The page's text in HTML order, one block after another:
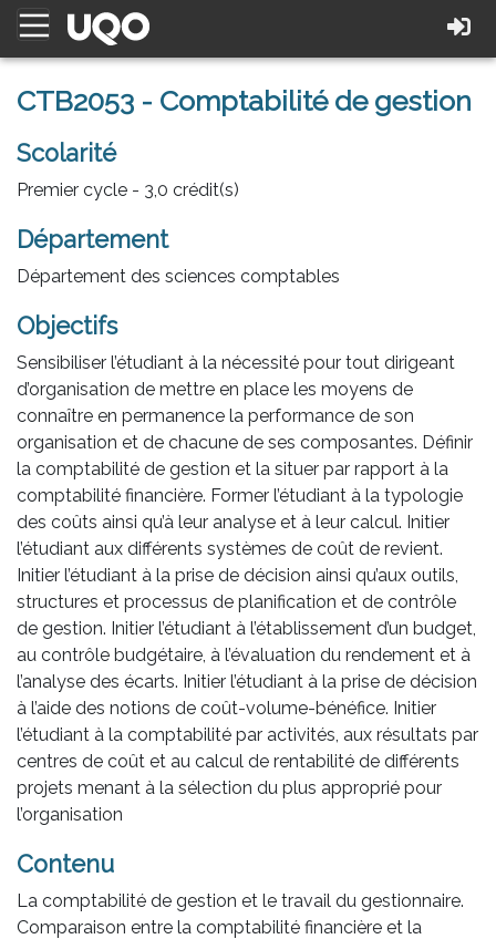
CTB2053 - Comptabilité de gestion
Scolarité
Premier cycle - 3,0 crédit(s)
Département
Département des sciences comptables
Objectifs
Sensibiliser l’étudiant à la nécessité pour tout dirigeant
d’organisation de mettre en place les moyens de
connaître en permanence la performance de son
organisation et de chacune de ses composantes. Définir
la comptabilité de gestion et la situer par rapport à la
comptabilité financière. Former l’étudiant à la typologie
des coûts ainsi qu’à leur analyse et à leur calcul. Initier
l’étudiant aux différents systèmes de coût de revient.
Initier l’étudiant à la prise de décision ainsi qu’aux outils,
structures et processus de planification et de contrôle
de gestion. Initier l’étudiant à l’établissement d’un budget,
au contrôle budgétaire, à l’évaluation du rendement et à
l’analyse des écarts. Initier l’étudiant à la prise de décision
à l’aide des notions de coût-volume-bénéfice. Initier
l’étudiant à la comptabilité par activités, aux résultats par
centres de coût et au calcul de rentabilité de différents
projets menant à la sélection du plus approprié pour
l’organisation
Contenu
La comptabilité de gestion et le travail du gestionnaire.
Comparaison entre la comptabilité financière et la